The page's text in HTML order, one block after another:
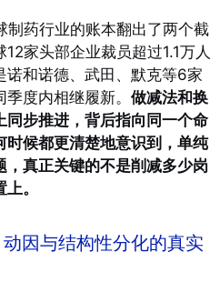
药行业的账本翻出了两个截
家头部企业裁员超过1.1万人
诺和诺德、武田、默克等6家
度内相继履新。 做减法和换
步推进，背后指向同一个命
候都更清楚地意识到，单纯
真正关键的不是削减多少岗
。
因与结构性分化的真实